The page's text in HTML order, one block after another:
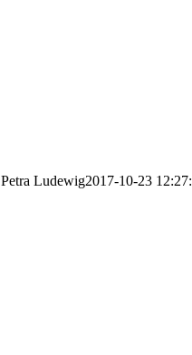
Petra Ludewig2017-10-23